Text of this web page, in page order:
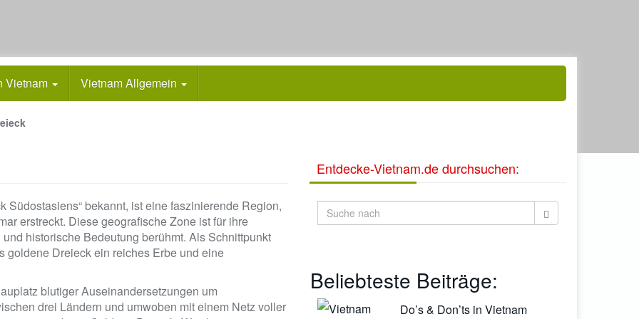
Vietnam Vietnam Allgemein
Südostasiens“ bekannt, ist eine faszinierende Region,
erstreckt. Diese geografische Zone ist für ihre
historische Bedeutung berühmt. Als Schnittpunkt
goldene Dreieck ein reiches Erbe und eine
blutiger Auseinandersetzungen um
drei Ländern und umwoben mit einem Netz voller
Entdecke-Vietnam.de durchsuchen:
Beliebteste Beiträge:
Do’s & Don’ts in Vietnam